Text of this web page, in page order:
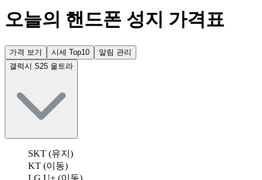
오늘의 핸드폰 성지 가격표
가격 보기 시세 Top10
알림 관리
갤럭시 S25 울트라
SKT (유지)
KT (이동)
LG U+ (이동)